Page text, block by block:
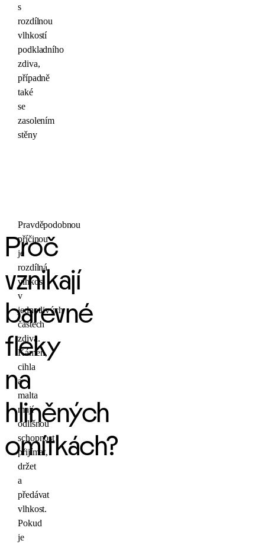
s
rozdílnou
vlhkostí
podkladního
zdiva,
případně
také
se
zasolením
stěny
Proč
vznikají
barevné
fleky
na
hliněných
omítkách?
Pravděpodobnou
příčinou
je
rozdílná
vlhkost
v
jednotlivých
částech
zdiva.
Kámen,
cihla
a
malta
mají
odlišnou
schopnost
přijímat,
držet
a
předávat
vlhkost.
Pokud
je